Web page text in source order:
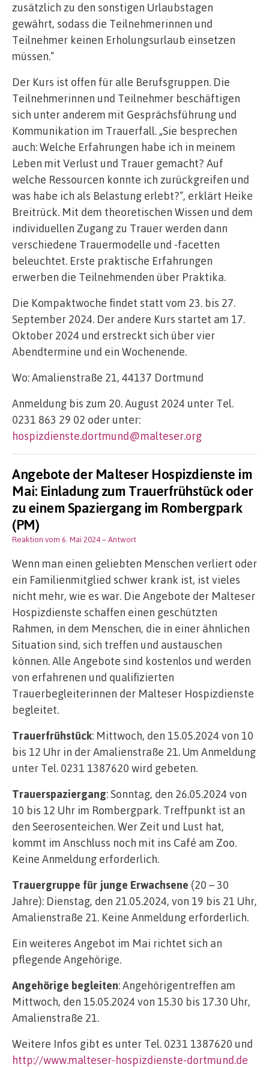
zusätzlich zu den sonstigen Urlaubstagen
gewährt, sodass die Teilnehmerinnen und
Teilnehmer keinen Erholungsurlaub einsetzen
müssen.“
Der Kurs ist offen für alle Berufsgruppen. Die
Teilnehmerinnen und Teilnehmer beschäftigen
sich unter anderem mit Gesprächsführung und
Kommunikation im Trauerfall. „Sie besprechen
auch: Welche Erfahrungen habe ich in meinem
Leben mit Verlust und Trauer gemacht? Auf
welche Ressourcen konnte ich zurückgreifen und
was habe ich als Belastung erlebt?“, erklärt Heike
Breitrück. Mit dem theoretischen Wissen und dem
individuellen Zugang zu Trauer werden dann
verschiedene Trauermodelle und -facetten
beleuchtet. Erste praktische Erfahrungen
erwerben die Teilnehmenden über Praktika.
Die Kompaktwoche findet statt vom 23. bis 27.
September 2024. Der andere Kurs startet am 17.
Oktober 2024 und erstreckt sich über vier
Abendtermine und ein Wochenende.
Wo: Amalienstraße 21, 44137 Dortmund
Anmeldung bis zum 20. August 2024 unter Tel.
0231 863 29 02 oder unter:
hospizdienste.dortmund@malteser.org
Angebote der Malteser Hospizdienste im
Mai: Einladung zum Trauerfrühstück oder
zu einem Spaziergang im Rombergpark
(PM)
Reaktion vom 6. Mai 2024– Antwort
Wenn man einen geliebten Menschen verliert oder
ein Familienmitglied schwer krank ist, ist vieles
nicht mehr, wie es war. Die Angebote der Malteser
Hospizdienste schaffen einen geschützten
Rahmen, in dem Menschen, die in einer ähnlichen
Situation sind, sich treffen und austauschen
können. Alle Angebote sind kostenlos und werden
von erfahrenen und qualifizierten
Trauerbegleiterinnen der Malteser Hospizdienste
begleitet.
Trauerfrühstück: Mittwoch, den 15.05.2024 von 10
bis 12 Uhr in der Amalienstraße 21. Um Anmeldung
unter Tel. 0231 1387620 wird gebeten.
Trauerspaziergang: Sonntag, den 26.05.2024 von
10 bis 12 Uhr im Rombergpark. Treffpunkt ist an
den Seerosenteichen. Wer Zeit und Lust hat,
kommt im Anschluss noch mit ins Café am Zoo.
Keine Anmeldung erforderlich.
Trauergruppe für junge Erwachsene (20 – 30
Jahre): Dienstag, den 21.05.2024, von 19 bis 21 Uhr,
Amalienstraße 21. Keine Anmeldung erforderlich.
Ein weiteres Angebot im Mai richtet sich an
pflegende Angehörige.
Angehörige begleiten: Angehörigentreffen am
Mittwoch, den 15.05.2024 von 15.30 bis 17.30 Uhr,
Amalienstraße 21.
Weitere Infos gibt es unter Tel. 0231 1387620 und
http://www.malteser-hospizdienste-dortmund.de